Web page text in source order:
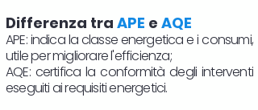
Differenza tra APE e AQE
APE: indica la classe energetica e i consumi,
utile per migliorare l'efficienza;
AQE: certifica la conformità degli interventi
eseguiti ai requisiti energetici.